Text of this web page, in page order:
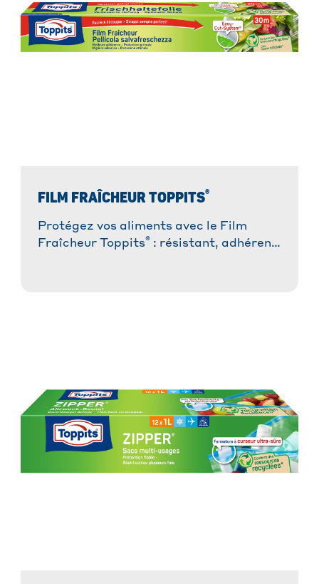
FILM FRAÎCHEUR TOPPITS®
Protégez vos aliments avec le Film
Fraîcheur Toppits® : résistant, adhérent